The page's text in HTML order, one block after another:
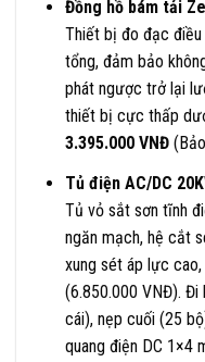
Đồng hồ bám tải
Thiết bị đo đạc
tổng, đảm bảo
phát ngược trở lại
thiết bị cực thấp
3.395.000 VNĐ
Tủ điện AC/DC
Tủ vỏ sắt sơn tĩnh
ngăn mạch, hệ cắt
xung sét áp lực
(6.850.000 VNĐ). Đi
cái), nẹp cuối (25
quang điện DC 1×4